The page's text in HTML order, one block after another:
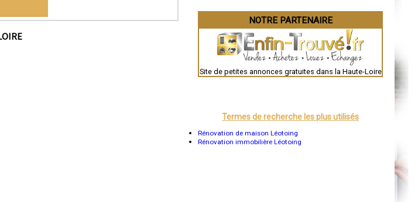
Besançon
Évreux
Chartres
Nîmes
Auch
Dole
Mont-de-Marsan
NOTRE PARTENAIRE
Site de petites annonces gratuites dans la Haute-Loire
Termes de recherche les plus utilisés
Rénovation de maison Léotoing
Rénovation immobilière Léotoing